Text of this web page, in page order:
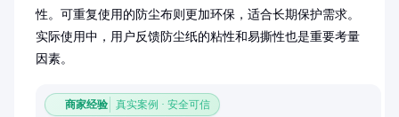
性。可重复使用的防尘布则更加环保，适合长期保护需求。
实际使用中，用户反馈防尘纸的粘性和易撕性也是重要考量
因素。
商家经验 真实案例 · 安全可信